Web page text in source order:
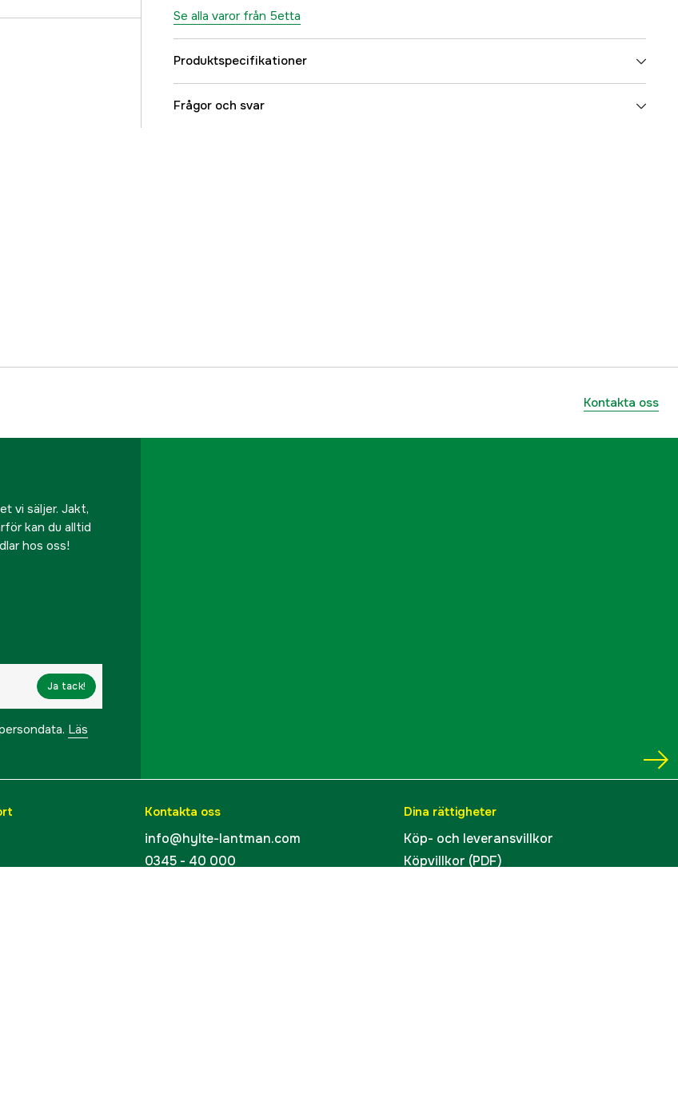
Se alla varor från 5etta
Produktspecifikationer
Referensnummer
Frågor och svar
Kontakta oss
vi säljer. Jakt,
kan du alltid
hos oss!
Ja tack!
Läs
Kontakta oss
info@hylte-lantman.com
0345 - 40 000
Dina rättigheter
Köp- och leveransvillkor
Köpvillkor (PDF)